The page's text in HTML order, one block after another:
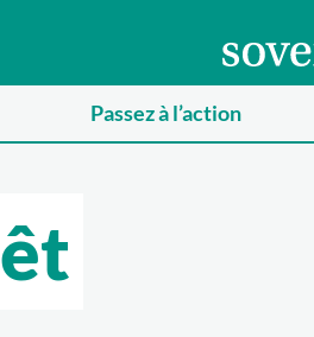
Passez à l’action